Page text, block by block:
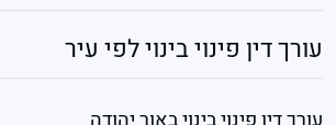
עורך דין פינוי בינוי לפי עיר